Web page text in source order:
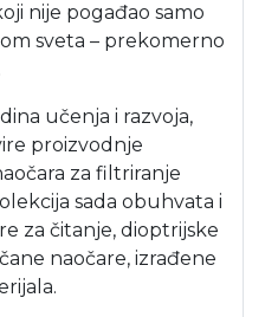
nije pogađao samo
sveta – prekomerno
učenja i razvoja,
proizvodnje
za filtriranje
sada obuhvata i
za čitanje, dioptrijske
naočare, izrađene